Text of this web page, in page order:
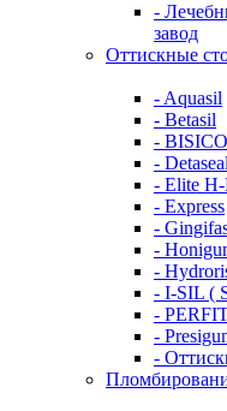
-
завод
Оттискные
- Aquasil
- Betasil
- BISICO
-
- Elite
- Express
-
-
-
- I-SIL (
-
-
-